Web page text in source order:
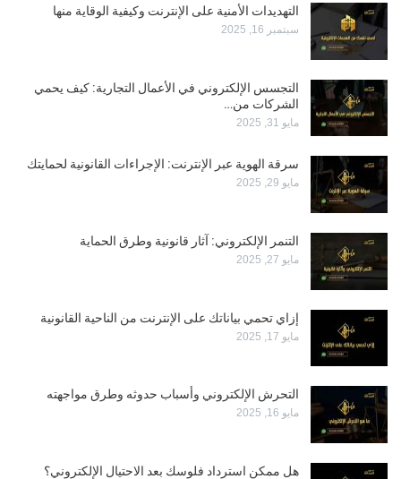
التهديدات الأمنية على الإنترنت وكيفية الوقاية منها
سبتمبر 16, 2025
التجسس الإلكتروني في الأعمال التجارية: كيف يحمي
الشركات من…
مايو 31, 2025
سرقة الهوية عبر الإنترنت: الإجراءات القانونية لحمايتك
مايو 29, 2025
التنمر الإلكتروني: آثار قانونية وطرق الحماية
مايو 27, 2025
إزاي تحمي بياناتك على الإنترنت من الناحية القانونية
مايو 17, 2025
التحرش الإلكتروني وأسباب حدوثه وطرق مواجهته
مايو 16, 2025
هل ممكن استرداد فلوسك بعد الاحتيال الإلكتروني؟